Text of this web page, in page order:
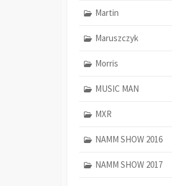
Martin
Maruszczyk
Morris
MUSIC MAN
MXR
NAMM SHOW 2016
NAMM SHOW 2017